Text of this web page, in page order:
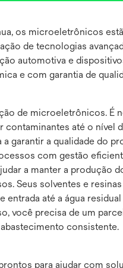
os microeletrônicos
de tecnologias
automotiva e
e com garantia de
de microeletrônicos. É
contaminantes até o nível
a garantir a qualidade do
com gestão
a manter a produção
Seus solventes e
entrada até a água
você precisa de um
consistente.
para ajudar com